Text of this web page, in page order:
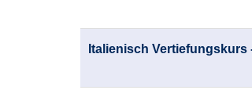
Italienisch Vertiefungskurs